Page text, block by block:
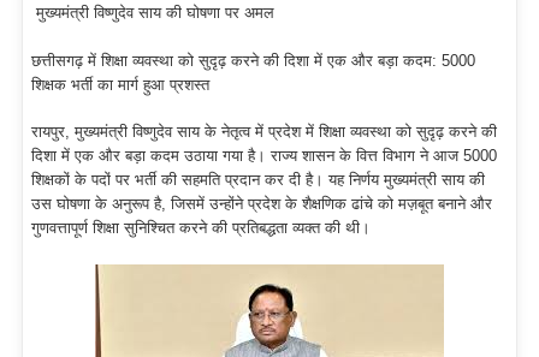
मुख्यमंत्री विष्णुदेव साय की घोषणा पर अमल
छत्तीसगढ़ में शिक्षा व्यवस्था को सुदृढ़ करने की दिशा में एक और बड़ा कदम: 5000
शिक्षक भर्ती का मार्ग हुआ प्रशस्त
रायपुर, मुख्यमंत्री विष्णुदेव साय के नेतृत्व में प्रदेश में शिक्षा व्यवस्था को सुदृढ़ करने की
दिशा में एक और बड़ा कदम उठाया गया है। राज्य शासन के वित्त विभाग ने आज 5000
शिक्षकों के पदों पर भर्ती की सहमति प्रदान कर दी है। यह निर्णय मुख्यमंत्री साय की
उस घोषणा के अनुरूप है, जिसमें उन्होंने प्रदेश के शैक्षणिक ढांचे को मज़बूत बनाने और
गुणवत्तापूर्ण शिक्षा सुनिश्चित करने की प्रतिबद्धता व्यक्त की थी।